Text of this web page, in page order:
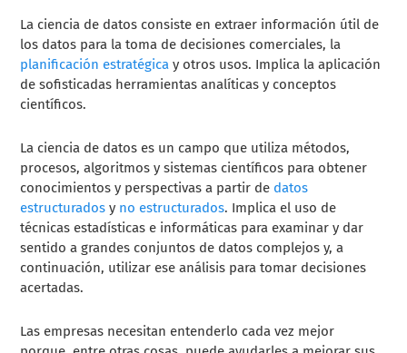
La ciencia de datos consiste en extraer información útil de
los datos para la toma de decisiones comerciales, la
planificación estratégica y otros usos. Implica la aplicación
de sofisticadas herramientas analíticas y conceptos
científicos.
La ciencia de datos es un campo que utiliza métodos,
procesos, algoritmos y sistemas científicos para obtener
conocimientos y perspectivas a partir de datos
estructurados y no estructurados. Implica el uso de
técnicas estadísticas e informáticas para examinar y dar
sentido a grandes conjuntos de datos complejos y, a
continuación, utilizar ese análisis para tomar decisiones
acertadas.
Las empresas necesitan entenderlo cada vez mejor